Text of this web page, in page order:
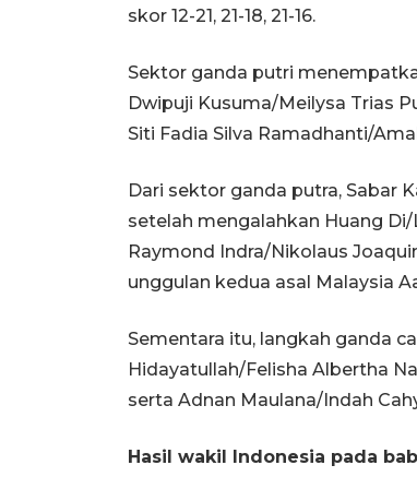
skor 12-21, 21-18, 21-16.
Sektor ganda putri
Dwipuji Kusuma/Meilysa Trias
Siti Fadia Silva Ramadhanti/
Dari sektor ganda putra, Sabar
setelah mengalahkan Huang Di/
Raymond Indra/Nikolaus
unggulan kedua asal Malaysia
Sementara itu, langkah ganda
Hidayatullah/Felisha Albertha
serta Adnan Maulana/Indah
Hasil wakil Indonesia pada